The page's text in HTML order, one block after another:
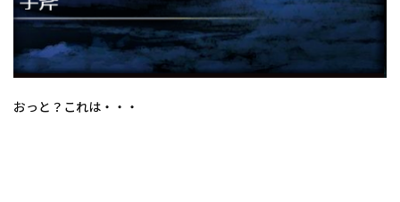
おっと？これは・・・